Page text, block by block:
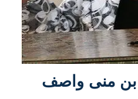
ابن منى واصف